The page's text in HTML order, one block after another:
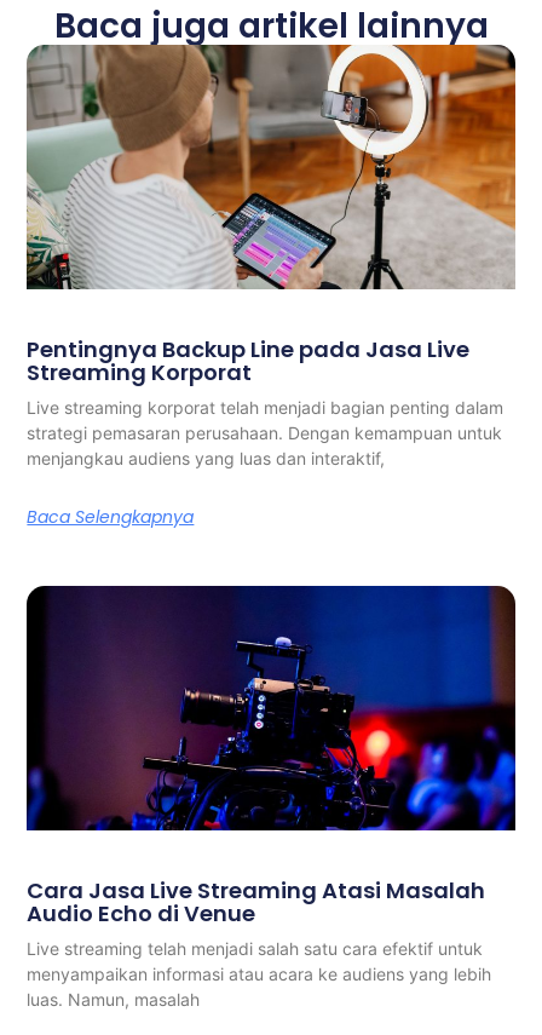
Baca juga artikel lainnya
Pentingnya Backup Line pada Jasa Live
Streaming Korporat
Live streaming korporat telah menjadi bagian penting dalam
strategi pemasaran perusahaan. Dengan kemampuan untuk
menjangkau audiens yang luas dan interaktif,
Baca Selengkapnya
Cara Jasa Live Streaming Atasi Masalah
Audio Echo di Venue
Live streaming telah menjadi salah satu cara efektif untuk
menyampaikan informasi atau acara ke audiens yang lebih
luas. Namun, masalah